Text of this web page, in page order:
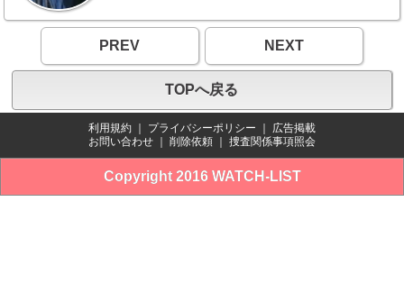
PREV NEXT
TOPへ戻る
利用規約 プライバシーポリシー
広告掲載
お問い合わせ
削除依頼 捜査関係事項照会
Copyright 2016 WATCH-LIST